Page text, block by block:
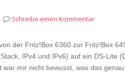
Schreibe einen Kommentar
der Fritz!Box 6360 zur Fritz!Box
IPv4 und IPv6) auf ein DS-Lite
war mir nicht bewusst, was das